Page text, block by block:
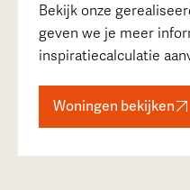
Bekijk onze
geven we je meer
inspiratiecalculatie
Woningen bekijken